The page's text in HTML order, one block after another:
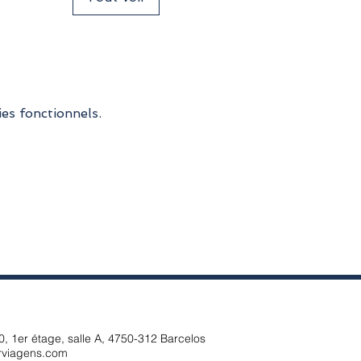
fonctionnels.
1er étage, salle A, 4750-312 Barcelos